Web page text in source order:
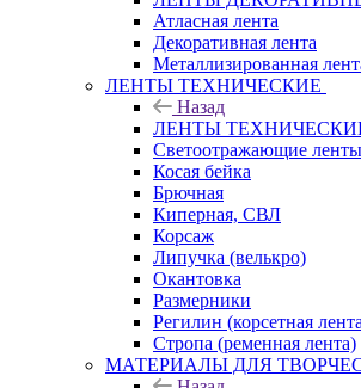
Атласная лента
Декоративная лента
Металлизированная
ЛЕНТЫ ТЕХНИЧЕСКИЕ
Назад
ЛЕНТЫ
Светоотражающие ленты
Косая бейка
Брючная
Киперная, СВЛ
Корсаж
Липучка (велькро)
Окантовка
Размерники
Регилин (корсетная
Стропа (ременная лента)
МАТЕРИАЛЫ ДЛЯ